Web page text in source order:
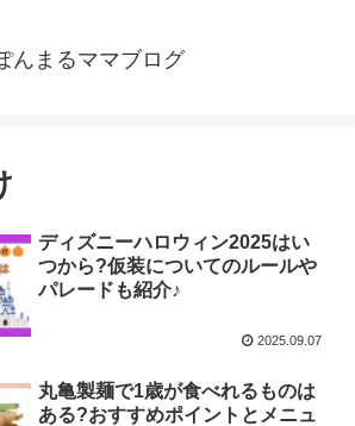
んまるママブログ
ディズニーハロウィン2025はい
つから?仮装についてのルールや
パレードも紹介♪
2025.09.07
丸亀製麺で1歳が食べれるものは
ある?おすすめポイントとメニュ